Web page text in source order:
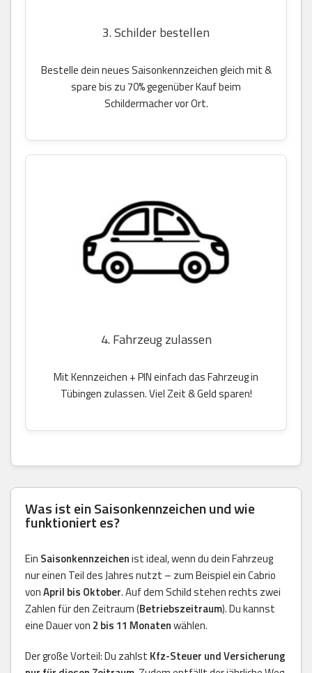
3. Schilder bestellen
Bestelle dein neues Saisonkennzeichen gleich mit &
spare bis zu 70% gegenüber Kauf beim
Schildermacher vor Ort.
4. Fahrzeug zulassen
Mit Kennzeichen + PIN einfach das Fahrzeug in
Tübingen zulassen. Viel Zeit & Geld sparen!
Was ist ein Saisonkennzeichen und wie
funktioniert es?
Ein Saisonkennzeichenist ideal, wenn du dein Fahrzeug
nur einen Teil des Jahres nutzt – zum Beispiel ein Cabrio
vonApril bis Oktober. Auf dem Schild stehen rechts zwei
Zahlen für den Zeitraum (Betriebszeitraum). Du kannst
eine Dauer von 2 bis 11 Monatenwählen.
Der große Vorteil: Du zahlst Kfz-Steuer und Versicherung